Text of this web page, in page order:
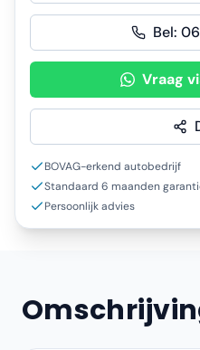
Bel: 06
Vraag
BOVAG-erkend autobedrijf
Standaard 6 maanden
Persoonlijk advies